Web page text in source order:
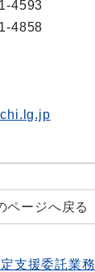
4593
4858
ページへ戻る
支援委託業務